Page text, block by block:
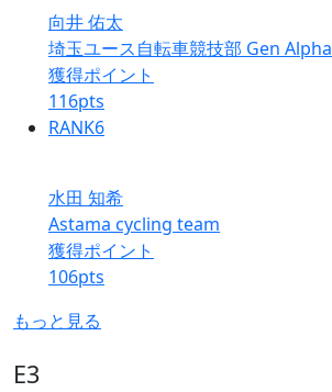
向井 佑太
埼玉ユース自転車競技部 Gen Alpha
獲得ポイント
116pts
RANK6
水田 知希
Astama cycling team
獲得ポイント
106pts
もっと見る
E3